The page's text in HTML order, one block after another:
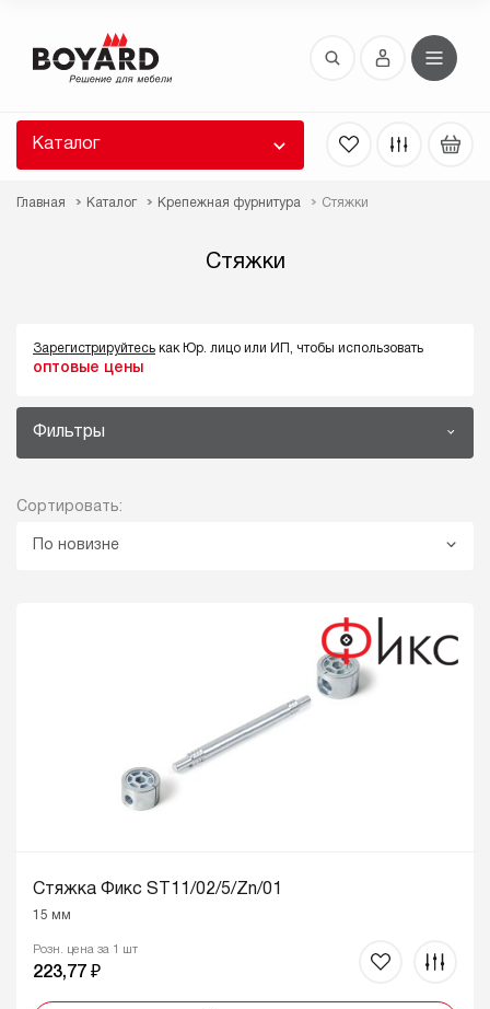
Каталог
Главная Каталог Крепежная фурнитура Стяжки
Стяжки
Зарегистрируйтесь как Юр. лицо или ИП, чтобы использовать
оптовые цены
Фильтры
Сортировать:
По новизне
Стяжка Фикс ST11/02/5/Zn/01
15 мм
Розн. цена за 1 шт
223,77 ₽
Восстановление пароля
высланы вам по E-Mail.
ссылку для восстановления